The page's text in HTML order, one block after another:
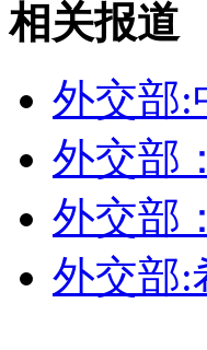
外交部：反对强权
外交部：有关国家
安徽一实载49人客
相关报道
外交部:
外交部
外交部
外交部: